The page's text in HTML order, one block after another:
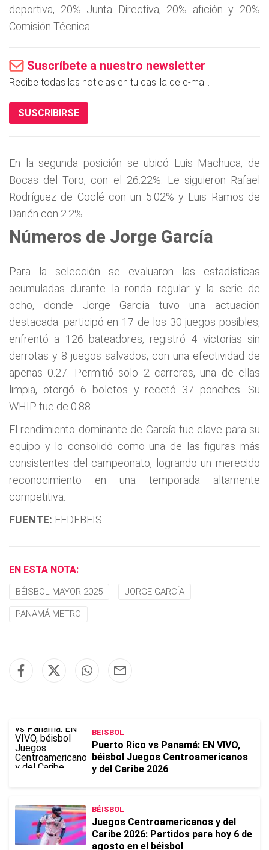
deportiva, 20% Junta Directiva, 20% afición y 20%
Comisión Técnica.
Suscríbete a nuestro newsletter
Recibe todas las noticias en tu casilla de e-mail.
SUSCRIBIRSE
En la segunda posición se ubicó Luis Machuca, de
Bocas del Toro, con el 26.22%. Le siguieron Rafael
Rodríguez de Coclé con un 5.02% y Luis Ramos de
Darién con 2.2%.
Números de Jorge García
Para la selección se evaluaron las estadísticas
acumuladas durante la ronda regular y la serie de
ocho, donde Jorge García tuvo una actuación
destacada: participó en 17 de los 30 juegos posibles,
enfrentó a 126 bateadores, registró 4 victorias sin
derrotas y 8 juegos salvados, con una efectividad de
apenas 0.27. Permitió solo 2 carreras, una de ellas
limpia, otorgó 6 boletos y recetó 37 ponches. Su
WHIP fue de 0.88.
El rendimiento dominante de García fue clave para su
equipo y lo consolidó como una de las figuras más
consistentes del campeonato, logrando un merecido
reconocimiento en una temporada altamente
competitiva.
FUENTE: FEDEBEIS
EN ESTA NOTA:
BÉISBOL MAYOR 2025 JORGE GARCÍA
PANAMÁ METRO
BEISBOL
Puerto Rico vs Panamá: EN VIVO,
béisbol Juegos Centroamericanos
y del Caribe 2026
BÉISBOL
Juegos Centroamericanos y del
Caribe 2026: Partidos para hoy 6 de
agosto en el béisbol